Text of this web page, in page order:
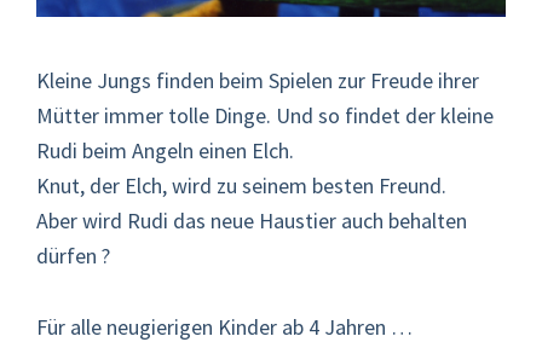
Kleine Jungs finden beim Spielen zur Freude ihrer
Mütter immer tolle Dinge. Und so findet der kleine
Rudi beim Angeln einen Elch.
Knut, der Elch, wird zu seinem besten Freund.
Aber wird Rudi das neue Haustier auch behalten
dürfen ?
Für alle neugierigen Kinder ab 4 Jahren …